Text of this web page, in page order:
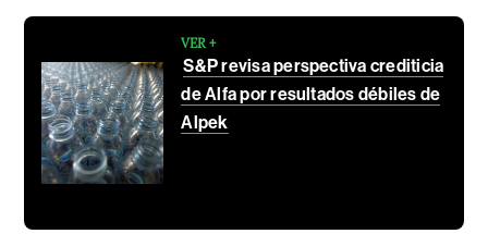
VER +
S&P revisa perspectiva crediticia
de Alfa por resultados débiles de
Alpek